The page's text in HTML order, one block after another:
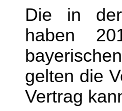
Die in der
haben
gelten die
Vertrag